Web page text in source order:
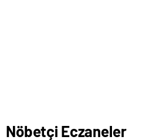
Nöbetçi Eczaneler